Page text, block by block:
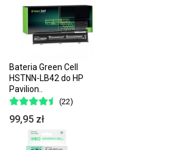
Bateria Green Cell
HSTNN-LB42 do HP
Pavilion..
(22)
99,95 zł